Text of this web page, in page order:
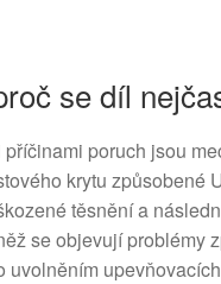
se díl
poruch jsou
krytu způsobené
těsnění a
se objevují problémy
uvolněním